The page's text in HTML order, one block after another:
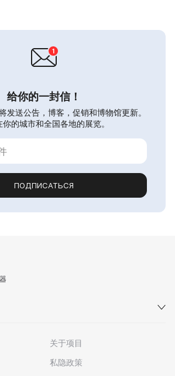
给你的一封信！
发送公告，博客，促销和博物馆更新。
你的城市和全国各地的展览。
ПОДПИСАТЬСЯ
关于项目
私隐政策